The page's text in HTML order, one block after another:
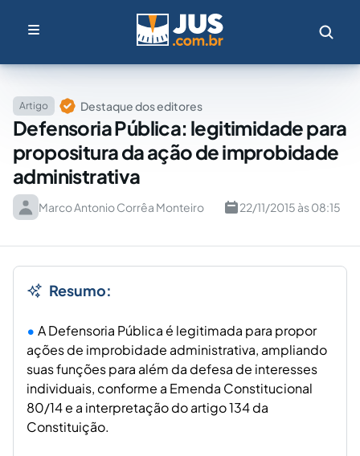
Artigo Destaque dos editores
Defensoria Pública: legitimidade para
propositura da ação de improbidade
administrativa
Marco Antonio Corrêa Monteiro 22/11/2015 às 08:15
Resumo:
A Defensoria Pública é legitimada para propor
ações de improbidade administrativa, ampliando
suas funções para além da defesa de interesses
individuais, conforme a Emenda Constitucional
80/14 e a interpretação do artigo 134 da
Constituição.